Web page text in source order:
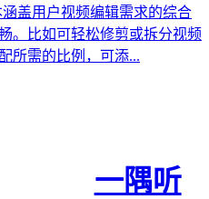
盖用户视频编辑需求的综合
。比如可轻松修剪或拆分视频
所需的比例，可添...
一隅听